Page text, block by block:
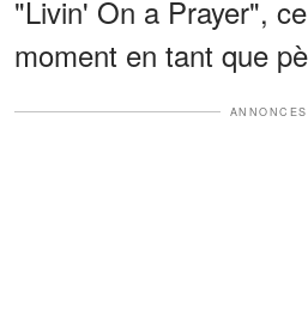
"Livin' On a Prayer",
moment en tant que
ANNONCES